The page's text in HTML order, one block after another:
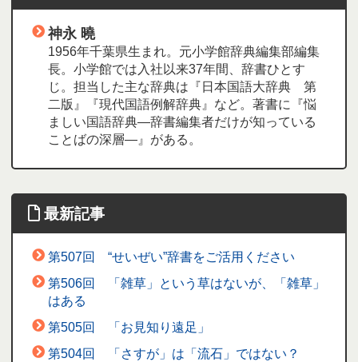
神永 曉
1956年千葉県生まれ。元小学館辞典編集部編集
長。小学館では入社以来37年間、辞書ひとす
じ。担当した主な辞典は『日本国語大辞典 第
二版』『現代国語例解辞典』など。著書に『悩
ましい国語辞典―辞書編集者だけが知っている
ことばの深層―』がある。
最新記事
第507回 “せいぜい”辞書をご活用ください
第506回 「雑草」という草はないが、「雑草」
はある
第505回 「お見知り遠足」
第504回 「さすが」は「流石」ではない？